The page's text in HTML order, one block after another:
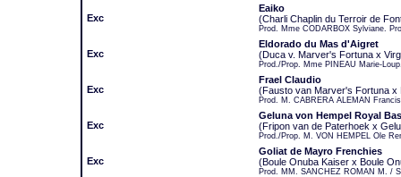
Exc
Eaiko
(Charli Chaplin du Terroir de
Prod. Mme CODARBOX Sylviane.
Exc
Eldorado du Mas d'Aigret
(Duca v. Marver's Fortuna x
Prod./Prop. Mme PINEAU Marie-
Exc
Frael Claudio
(Fausto van Marver's Fortuna x
Prod. M. CABRERA ALEMAN
Exc
Geluna von Hempel Royal
(Fripon van de Paterhoek x
Prod./Prop. M. VON HEMPEL Ole
Exc
Goliat de Mayro Frenchies
(Boule Onuba Kaiser x Boule
Prod. MM. SANCHEZ ROMAN M. /